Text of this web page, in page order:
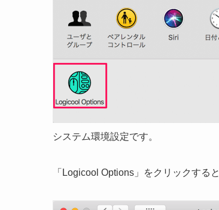
システム環境設定です。
「Logicool Options」をクリックすると